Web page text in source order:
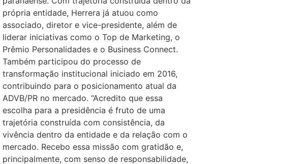
própria entidade, Herrera já atuou como
associado, diretor e vice-presidente, além de
liderar iniciativas como o Top de Marketing, o
Prêmio Personalidades e o Business Connect.
Também participou do processo de
transformação institucional iniciado em 2016,
contribuindo para o posicionamento atual da
ADVB/PR no mercado. “Acredito que essa
escolha para a presidência é fruto de uma
trajetória construída com consistência, da
vivência dentro da entidade e da relação com o
mercado. Recebo essa missão com gratidão e,
principalmente, com senso de responsabilidade,